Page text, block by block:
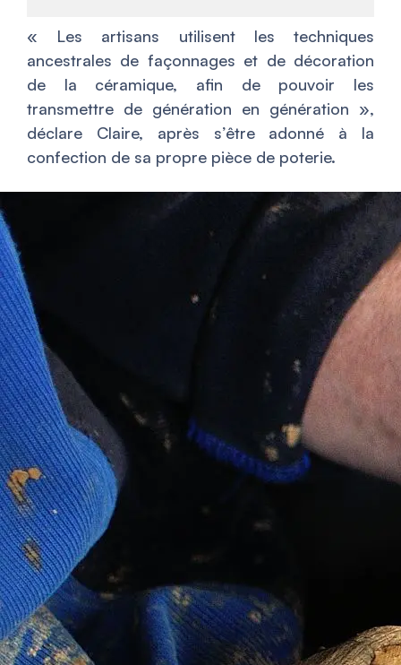
« Les artisans utilisent les techniques
ancestrales de façonnages et de décoration
de la céramique, afin de pouvoir les
transmettre de génération en génération »,
déclare Claire, après s’être adonné à la
confection de sa propre pièce de poterie.